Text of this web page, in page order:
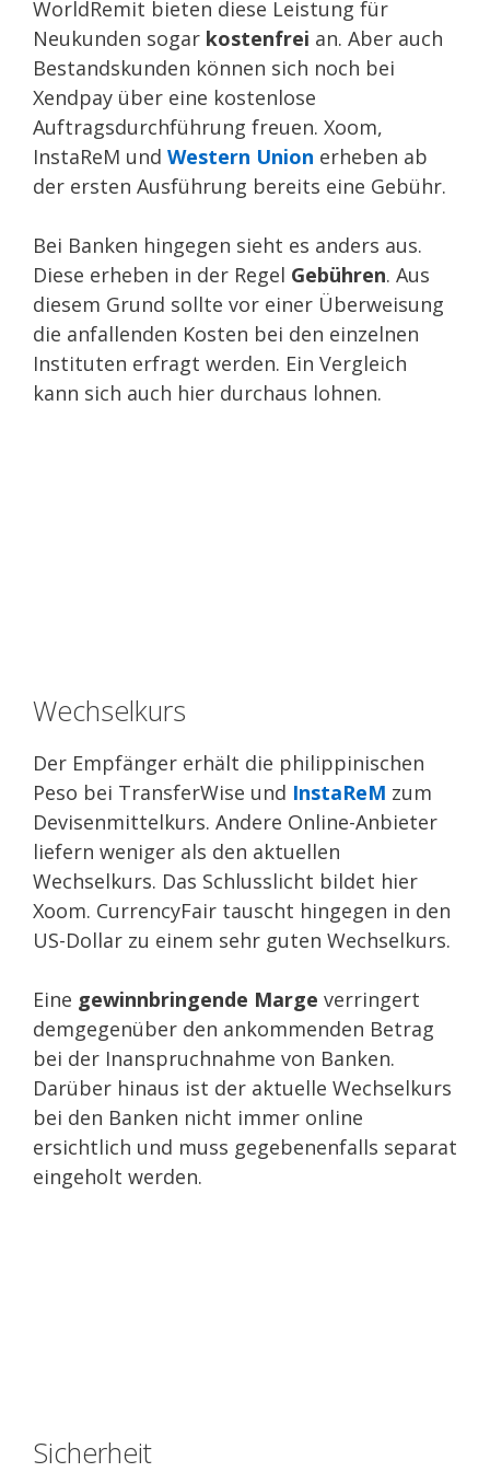
WorldRemit bieten diese Leistung für
Neukunden sogar kostenfrei an. Aber auch
Bestandskunden können sich noch bei
Xendpay über eine kostenlose
Auftragsdurchführung freuen. Xoom,
InstaReM und Western Union erheben ab
der ersten Ausführung bereits eine Gebühr.
Bei Banken hingegen sieht es anders aus.
Diese erheben in der Regel Gebühren. Aus
diesem Grund sollte vor einer Überweisung
die anfallenden Kosten bei den einzelnen
Instituten erfragt werden. Ein Vergleich
kann sich auch hier durchaus lohnen.
Wechselkurs
Der Empfänger erhält die philippinischen
Peso bei TransferWise und InstaReM zum
Devisenmittelkurs. Andere Online-Anbieter
liefern weniger als den aktuellen
Wechselkurs. Das Schlusslicht bildet hier
Xoom. CurrencyFair tauscht hingegen in den
US-Dollar zu einem sehr guten Wechselkurs.
Eine gewinnbringende Marge verringert
demgegenüber den ankommenden Betrag
bei der Inanspruchnahme von Banken.
Darüber hinaus ist der aktuelle Wechselkurs
bei den Banken nicht immer online
ersichtlich und muss gegebenenfalls separat
eingeholt werden.
Sicherheit